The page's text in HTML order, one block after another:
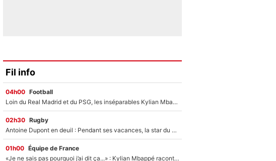
Fil info
04h00 Football
Loin du Real Madrid et du PSG, les inséparables Kylian Mbappé et Achraf Hakimi changent d'équipe le temps d'une journée !
02h30 Rugby
Antoine Dupont en deuil : Pendant ses vacances, la star du XV de France a perdu sa grand-mère
01h00 Équipe de France
«Je ne sais pas pourquoi j’ai dit ça...» : Kylian Mbappé raconte sa première rencontre avec Zinédine Zidane (et c’est très drôle)